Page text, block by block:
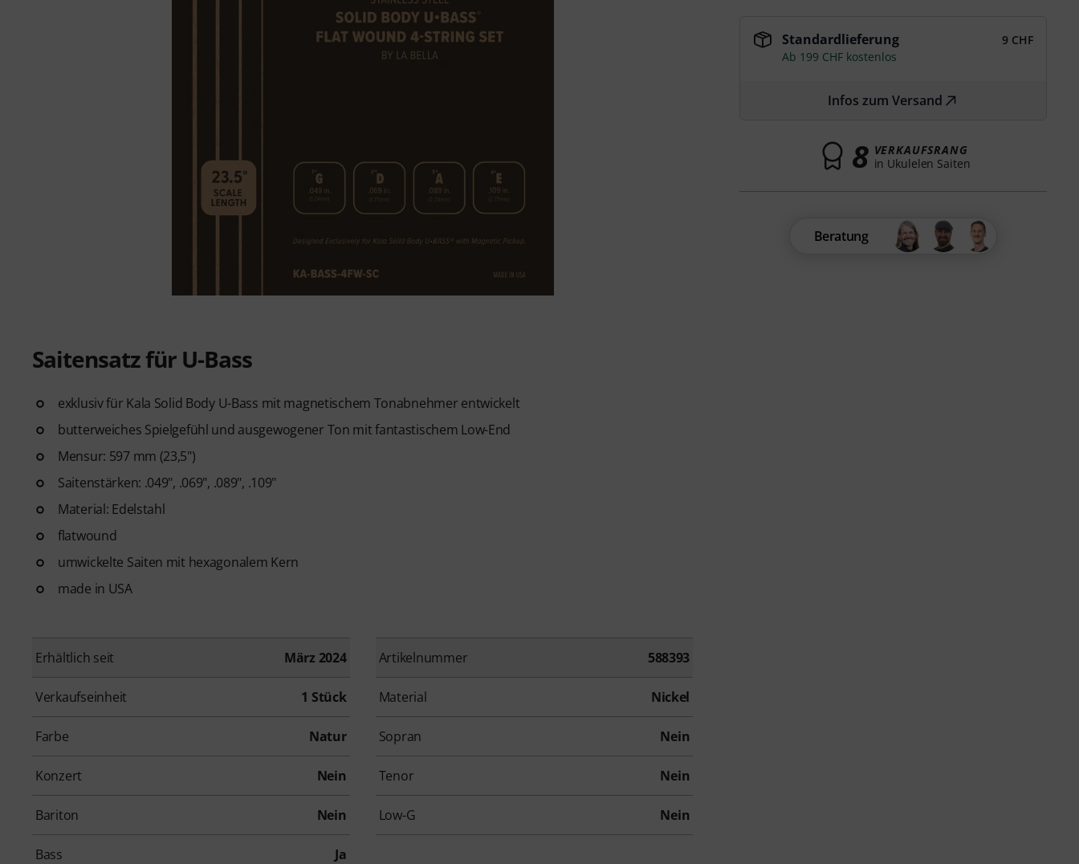
Saitensatz für U-Bass
exklusiv für Kala Solid Body U-Bass mit magnetischem Tonabnehmer entwickelt
butterweiches Spielgefühl und ausgewogener Ton mit fantastischem Low-End
Mensur: 597 mm (23,5")
Saitenstärken: .049", .069", .089", .109"
Material: Edelstahl
flatwound
umwickelte Saiten mit hexagonalem Kern
made in USA
Erhältlich seit März 2024 Artikelnummer 588393
Verkaufseinheit 1 Stück Material Nickel
Farbe Natur Sopran Nein
Konzert Nein Tenor Nein
Bariton Nein Low-G Nein
Bass Ja
Standardlieferung
9 CHF
Ab 199 CHF kostenlos
Infos zum Versand
8 VERKAUFSRANG
in Ukulelen Saiten
Beratung